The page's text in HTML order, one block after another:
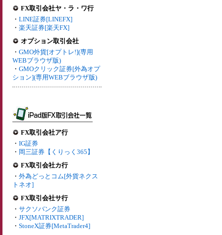
FX取引会社ヤ・ラ・ワ行
・ LINE証券[LINEFX]
・ 楽天証券[楽天FX]
オプション取引会社
・ GMO外貨[オプトレ!](専用
WEBブラウザ版)
・ GMOクリック証券[外為オプ
ション](専用WEBブラウザ版)
FX取引会社ア行
・ IG証券
・ 岡三証券【くりっく365】
FX取引会社カ行
・ 外為どっとコム[外貨ネクス
トネオ]
FX取引会社サ行
・ サクソバンク証券
・ JFX[MATRIXTRADER]
・ StoneX証券[MetaTrader4]